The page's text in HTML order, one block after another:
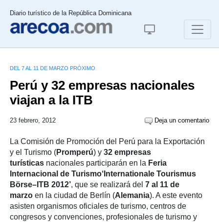
Diario turístico de la República Dominicana
DEL 7 AL 11 DE MARZO PRÓXIMO
Perú y 32 empresas nacionales
viajan a la ITB
23 febrero, 2012 Deja un comentario
La Comisión de Promoción del Perú para la Exportación
y el Turismo (Promperú) y 32 empresas
turísticas nacionales participarán en la Feria
Internacional de Turismo‘Internationale Tourismus
Börse–ITB 2012’, que se realizará del 7 al 11 de
marzo en la ciudad de Berlín (Alemania). A este evento
asisten organismos oficiales de turismo, centros de
congresos y convenciones, profesionales de turismo y